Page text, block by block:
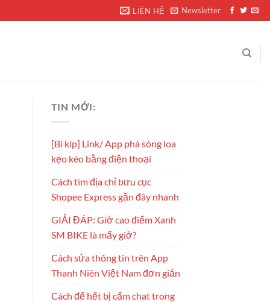
LIÊN HỆ Newsletter
TIN MỚI:
[Bí kíp] Link/ App phá sóng loa
kẹo kéo bằng điện thoại
Cách tìm địa chỉ bưu cục
Shopee Express gần đây nhanh
GIẢI ĐÁP: Giờ cao điểm Xanh
SM BIKE là mấy giờ?
Cách sửa thông tin trên App
Thanh Niên Việt Nam đơn giản
Cách để hết bị cấm chat trong